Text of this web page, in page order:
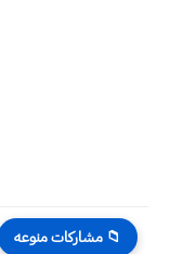
📁 مشاركات منوعه